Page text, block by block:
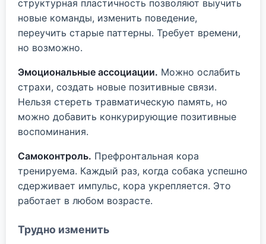
структурная пластичность позволяют выучить
новые команды, изменить поведение,
переучить старые паттерны. Требует времени,
но возможно.
Эмоциональные ассоциации. Можно ослабить
страхи, создать новые позитивные связи.
Нельзя стереть травматическую память, но
можно добавить конкурирующие позитивные
воспоминания.
Самоконтроль. Префронтальная кора
тренируема. Каждый раз, когда собака успешно
сдерживает импульс, кора укрепляется. Это
работает в любом возрасте.
Трудно изменить